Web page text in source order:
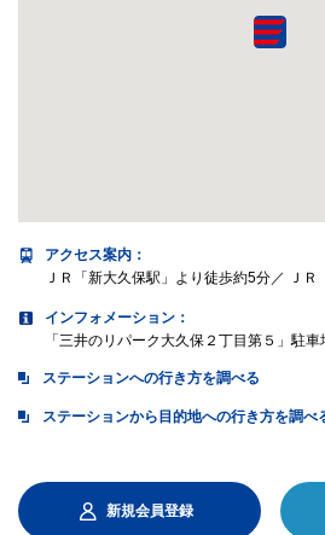
アクセス案内 ：
ＪＲ「新大久保駅」より徒歩約5分／ Ｊ
インフォメーション：
「三井のリパーク大久保２丁目第５」駐車
ステーションへの行き方を調べる
ステーションから目的地への行き方を調べ
新規会員登録